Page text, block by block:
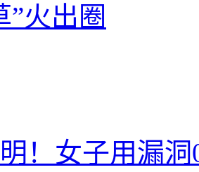
”火出圈
！女子用漏